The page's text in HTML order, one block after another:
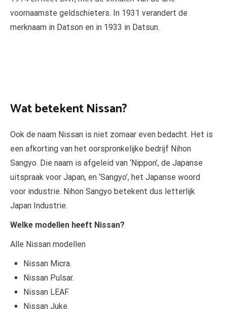
voornaamste geldschieters. In 1931 verandert de
merknaam in Datson en in 1933 in Datsun.
Wat betekent Nissan?
Ook de naam Nissan is niet zomaar even bedacht. Het is
een afkorting van het oorspronkelijke bedrijf Nihon
Sangyo. Die naam is afgeleid van ‘Nippon’, de Japanse
uitspraak voor Japan, en ‘Sangyo’, het Japanse woord
voor industrie. Nihon Sangyo betekent dus letterlijk
Japan Industrie.
Welke modellen heeft Nissan?
Alle Nissan modellen
Nissan Micra.
Nissan Pulsar.
Nissan LEAF.
Nissan Juke.